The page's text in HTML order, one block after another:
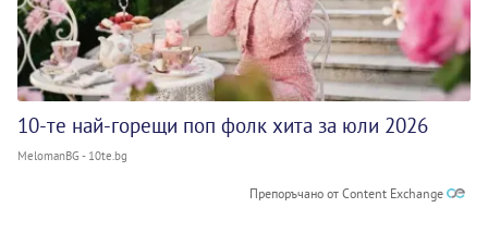
10-те най-горещи поп фолк хита за юли 2026
MelomanBG - 10te.bg
Препоръчано от Content Exchange